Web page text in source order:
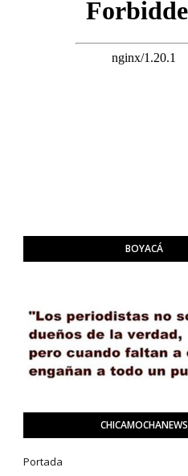
BOYACÁ
CHICAMOCHANEWS
Portada